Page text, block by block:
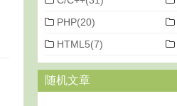
PHP(20)
HTML5(7)
随机文章